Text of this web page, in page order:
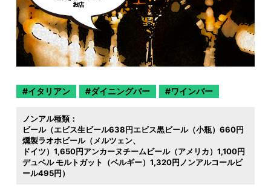
イタリアン ダイニングバー ワインバー
ノンアル種類：
ビール（エビス生ビール638円エビス黒ビール（小瓶）660円
燻製ラオホビール（メルツェン
ドイツ）1,650円アンカーヌチームビール（アメリカ）1,100円
デュベル モルトガット（ベルギー）1,320円ノンアルコールビ
ール495円）